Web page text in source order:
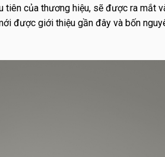
của thương hiệu, sẽ được ra mắt
được giới thiệu gần đây và bốn